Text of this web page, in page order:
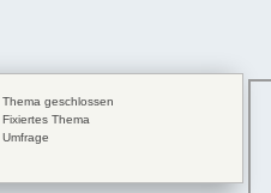
Thema geschlossen
Fixiertes Thema
Umfrage